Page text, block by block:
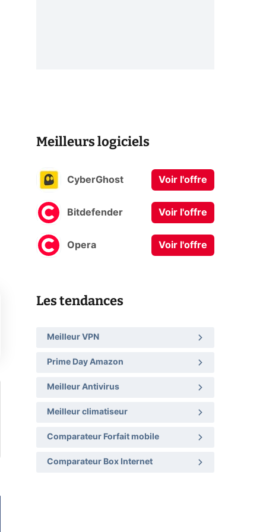
Meilleurs logiciels
CyberGhost Voir l'offre
Bitdefender Voir l'offre
Opera Voir l'offre
Les tendances
Meilleur VPN
Prime Day Amazon
Meilleur Antivirus
Meilleur climatiseur
Comparateur Forfait mobile
Comparateur Box Internet